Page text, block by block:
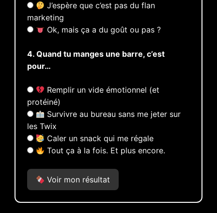
J’espère que c’est pas du flan
marketing
Ok, mais ça a du goût ou pas ?
4. Quand tu manges une barre, c’est
pour…
Remplir un vide émotionnel (et
protéiné)
Survivre au bureau sans me jeter sur
les Twix
Caler un snack qui me régale
Tout ça à la fois. Et plus encore.
Voir mon résultat